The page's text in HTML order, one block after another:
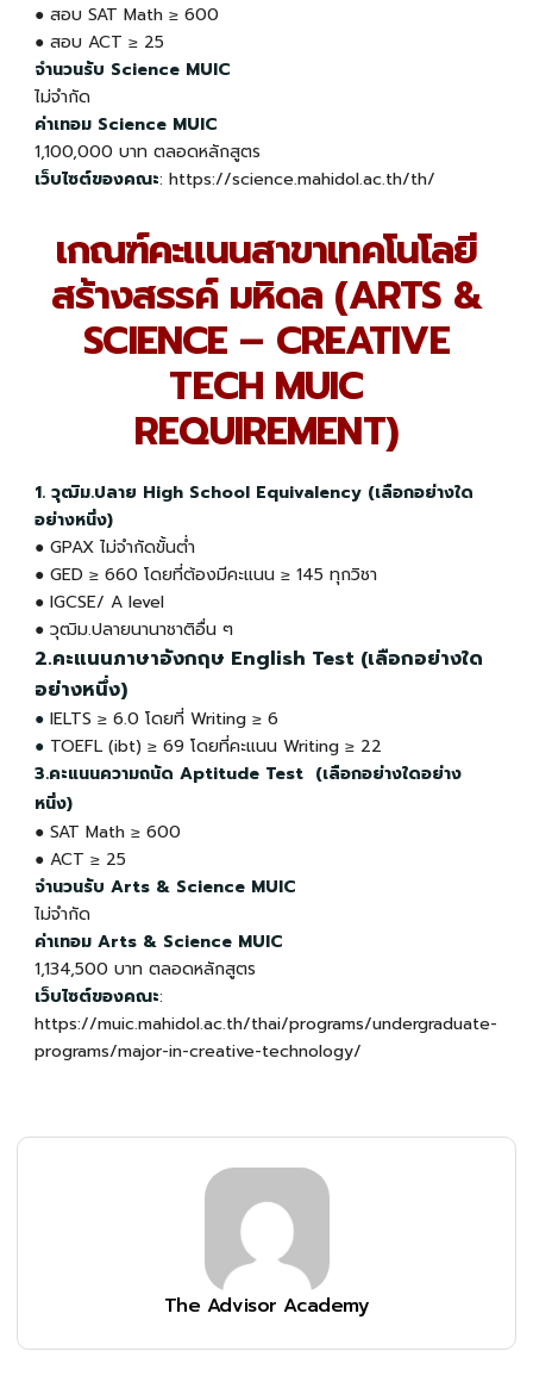
● สอบ SAT Math ≥ 600
● สอบ ACT ≥ 25
จำนวนรับ Science MUIC
ไม่จำกัด
ค่าเทอม Science MUIC
1,100,000 บาท ตลอดหลักสูตร
เว็บไซต์ของคณะ: https://science.mahidol.ac.th/th/
เกณฑ์คะแนนสาขาเทคโนโลยี
สร้างสรรค์ มหิดล (ARTS &
SCIENCE – CREATIVE
TECH MUIC
REQUIREMENT)
1. วุฒิม.ปลาย High School Equivalency (เลือกอย่างใด
อย่างหนึ่ง)
● GPAX ไม่จำกัดขั้นต่ำ
● GED ≥ 660 โดยที่ต้องมีคะแนน ≥ 145 ทุกวิชา
● IGCSE/ A level
● วุฒิม.ปลายนานาชาติอื่น ๆ
2.คะแนนภาษาอังกฤษ English Test (เลือกอย่างใด
อย่างหนึ่ง)
● IELTS ≥ 6.0 โดยที่ Writing ≥ 6
● TOEFL (ibt) ≥ 69 โดยที่คะแนน Writing ≥ 22
3.คะแนนความถนัด Aptitude Test (เลือกอย่างใดอย่าง
หนึ่ง)
● SAT Math ≥ 600
● ACT ≥ 25
จำนวนรับ Arts & Science MUIC
ไม่จำกัด
ค่าเทอม Arts & Science MUIC
1,134,500 บาท ตลอดหลักสูตร
เว็บไซต์ของคณะ:
https://muic.mahidol.ac.th/thai/programs/undergraduate-
programs/major-in-creative-technology/
The Advisor Academy